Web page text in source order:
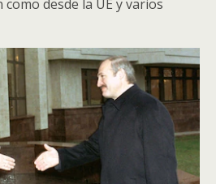
desde la UE y varios